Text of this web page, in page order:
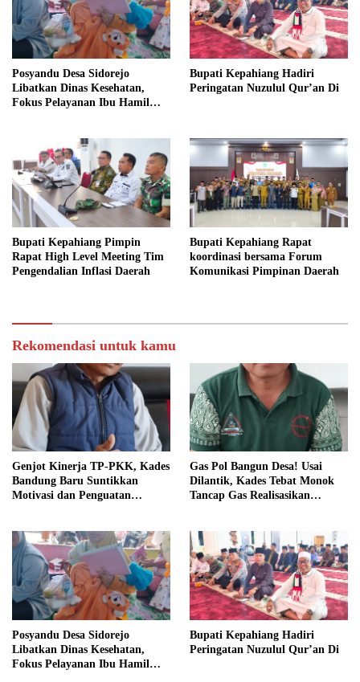
Posyandu Desa Sidorejo
Libatkan Dinas Kesehatan,
Fokus Pelayanan Ibu Hamil
Bupati Kepahiang Hadiri
Peringatan Nuzulul Qur’an Di
Bupati Kepahiang Pimpin
Rapat High Level Meeting Tim
Pengendalian Inflasi Daerah
Bupati Kepahiang Rapat
koordinasi bersama Forum
Komunikasi Pimpinan Daerah
Rekomendasi untuk kamu
Genjot Kinerja TP-PKK, Kades
Bandung Baru Suntikkan
Motivasi dan Penguatan
Gas Pol Bangun Desa! Usai
Dilantik, Kades Tebat Monok
Tancap Gas Realisasikan
Posyandu Desa Sidorejo
Libatkan Dinas Kesehatan,
Fokus Pelayanan Ibu Hamil
Bupati Kepahiang Hadiri
Peringatan Nuzulul Qur’an Di